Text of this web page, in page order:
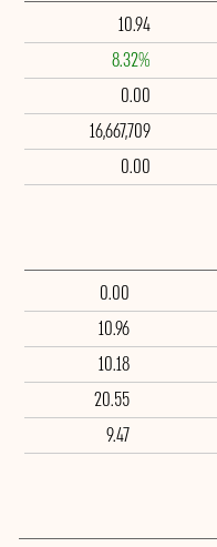
10.94
8.32%
0.00
16,667,709
0.00
0.00
10.96
10.18
20.55
9.47